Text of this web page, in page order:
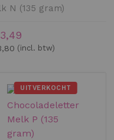
N (135 gram)
UITVERKOCHT